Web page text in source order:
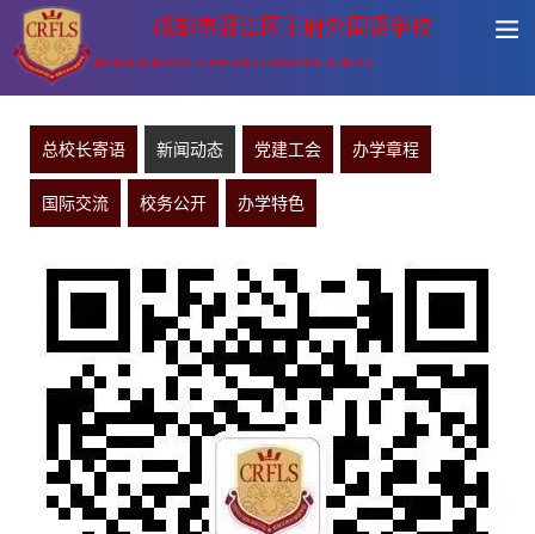
成都市温江区王府外国语学校
CHENGDU ROYAL FOREIGN LANGUAGE SCHOOL
总校长寄语 新闻动态 党建工会 办学章程
国际交流 校务公开 办学特色